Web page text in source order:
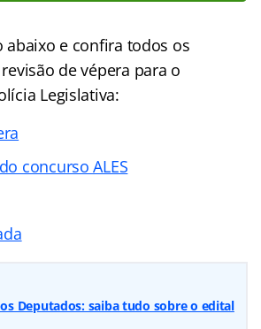
abaixo e confira todos os
de vépera para o
Legislativa:
concurso ALES
Deputados: saiba tudo sobre o edital